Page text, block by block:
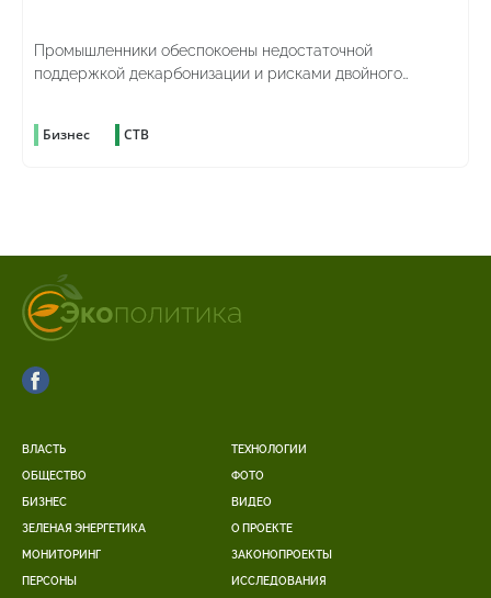
Промышленники обеспокоены недостаточной
поддержкой декарбонизации и рисками двойного
Бизнес СТВ
ВЛАСТЬ
ОБЩЕСТВО
БИЗНЕС
ЗЕЛЕНАЯ ЭНЕРГЕТИКА
МОНИТОРИНГ
ПЕРСОНЫ
ТЕХНОЛОГИИ
ФОТО
ВИДЕО
О ПРОЕКТЕ
ЗАКОНОПРОЕКТЫ
ИССЛЕДОВАНИЯ